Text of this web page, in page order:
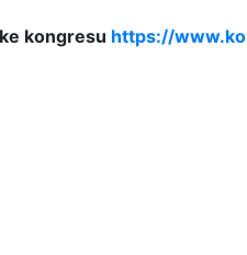
kongresu https://